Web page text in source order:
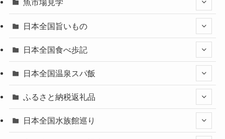
魚市場見学
日本全国旨いもの
日本全国食べ歩記
日本全国温泉スパ飯
ふるさと納税返礼品
日本全国水族館巡り